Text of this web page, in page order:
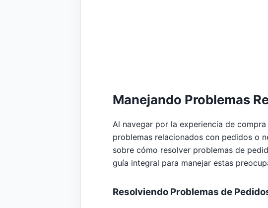
Manejando Problemas
Al navegar por la experiencia de
problemas relacionados con pedidos o
sobre cómo resolver problemas de
guía integral para manejar estas
Resolviendo Problemas de